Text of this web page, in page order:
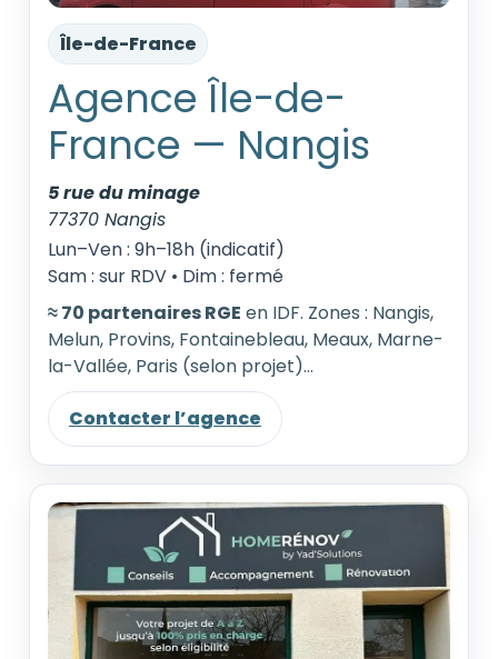
Île-de-France
Agence Île-de-
France — Nangis
5 rue du minage
77370 Nangis
Lun–Ven : 9h–18h (indicatif)
Sam : sur RDV • Dim : fermé
≈ 70 partenaires RGE en IDF. Zones : Nangis,
Melun, Provins, Fontainebleau, Meaux, Marne-
la-Vallée, Paris (selon projet)…
Contacter l’agence